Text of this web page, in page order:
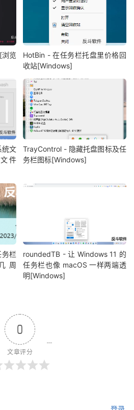
览
HotBin - 在任务栏托盘里价格回
收站[Windows]
统文
件
TrayControl - 隐藏托盘图标及任
务栏图标[Windows]
栏
周
roundedTB - 让 Windows 11 的
任务栏也像 macOS 一样两端透
明[Windows]
0
文章评分